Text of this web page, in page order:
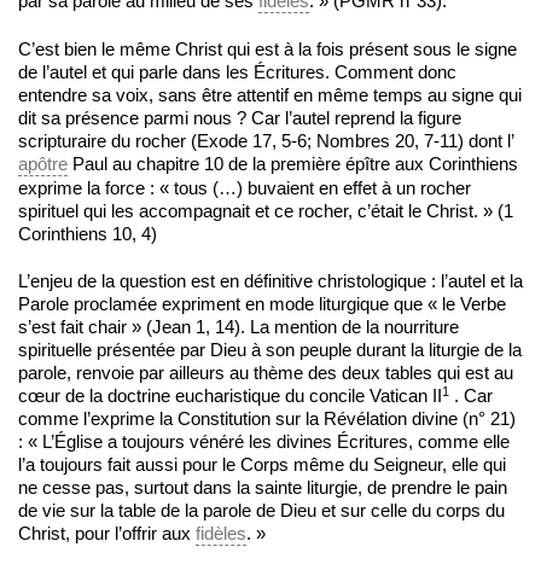
C’est bien le même Christ qui est à la fois présent sous le signe
de l’autel et qui parle dans les Écritures. Comment donc
entendre sa voix, sans être attentif en même temps au signe qui
dit sa présence parmi nous ? Car l’autel reprend la figure
scripturaire du rocher (Exode 17, 5-6; Nombres 20, 7-11) dont l’
apôtre Paul au chapitre 10 de la première épître aux Corinthiens
exprime la force : « tous (…) buvaient en effet à un rocher
spirituel qui les accompagnait et ce rocher, c’était le Christ. » (1
Corinthiens 10, 4)
L’enjeu de la question est en définitive christologique : l’autel et la
Parole proclamée expriment en mode liturgique que « le Verbe
s’est fait chair » (Jean 1, 14). La mention de la nourriture
spirituelle présentée par Dieu à son peuple durant la liturgie de la
parole, renvoie par ailleurs au thème des deux tables qui est au
cœur de la doctrine eucharistique du concile Vatican II1 . Car
comme l’exprime la Constitution sur la Révélation divine (n° 21)
: « L’Église a toujours vénéré les divines Écritures, comme elle
l’a toujours fait aussi pour le Corps même du Seigneur, elle qui
ne cesse pas, surtout dans la sainte liturgie, de prendre le pain
de vie sur la table de la parole de Dieu et sur celle du corps du
Christ, pour l’offrir aux fidèles. »